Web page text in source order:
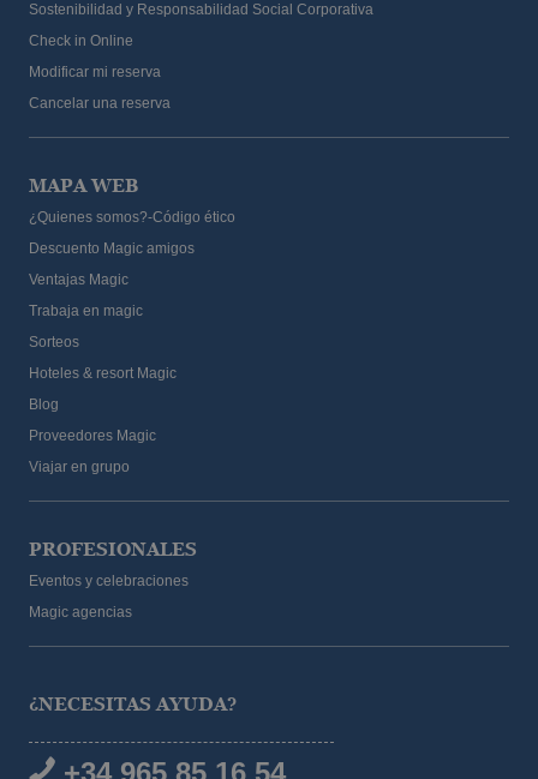
Sostenibilidad y Responsabilidad Social Corporativa
Check in Online
Modificar mi reserva
Cancelar una reserva
MAPA WEB
¿Quienes somos?-Código ético
Descuento Magic amigos
Ventajas Magic
Trabaja en magic
Sorteos
Hoteles & resort Magic
Blog
Proveedores Magic
Viajar en grupo
PROFESIONALES
Eventos y celebraciones
Magic agencias
¿NECESITAS AYUDA?